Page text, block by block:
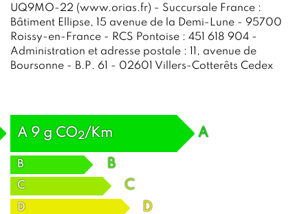
UQ9MO-22 (www.orias.fr) - Succursale France :
Bâtiment Ellipse, 15 avenue de la Demi-Lune - 95700
Roissy-en-France - RCS Pontoise : 451 618 904 -
Administration et adresse postale : 11, avenue de
Boursonne - B.P. 61 - 02601 Villers-Cotterêts Cedex
A9 g CO2/Km A
B B
C C
D D